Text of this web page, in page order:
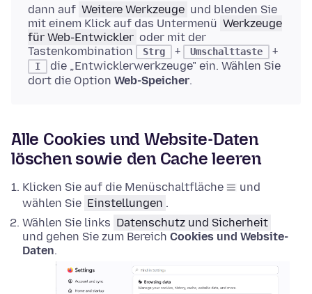
dann auf Weitere Werkzeuge und blenden Sie
mit einem Klick auf das Untermenü Werkzeuge
für Web-Entwickler oder mit der
Tastenkombination
Strg + Umschalttaste +
I
die „Entwicklerwerkzeuge" ein. Wählen Sie
dort die Option Web-Speicher.
Alle Cookies und Website-Daten
löschen sowie den Cache leeren
Klicken Sie auf die Menüschaltfläche
und
wählen Sie Einstellungen .
Wählen Sie links Datenschutz und Sicherheit
und gehen Sie zum Bereich Cookies und Website-
Daten.